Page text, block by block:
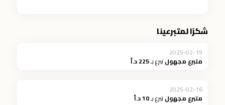
شكرًا لمتبرعينا
2025-02-19
متبرع مجهولتبرع بـ225 د.أ
2025-02-16
متبرع مجهولتبرع بـ10 د.أ